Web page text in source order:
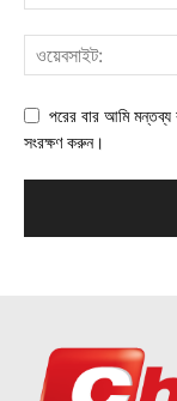
পরের বার আমি
সংরক্ষণ করুন।